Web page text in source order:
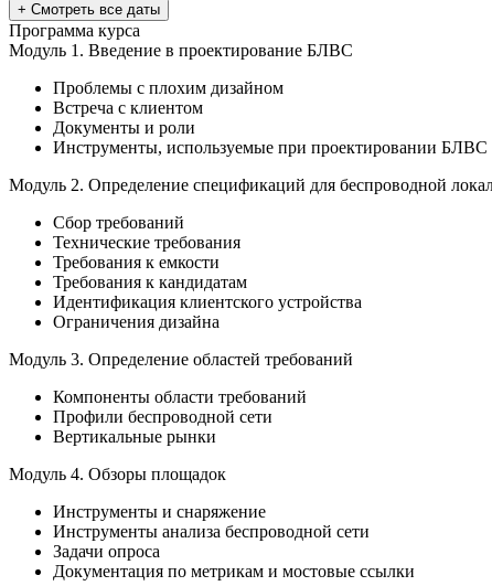
+ Смотреть все даты
Программа курса
Модуль 1. Введение в проектирование БЛВС
Проблемы с плохим дизайном
Встреча с клиентом
Документы и роли
Инструменты, используемые при проектировании БЛВС
Модуль 2. Определение спецификаций для беспроводной
Сбор требований
Технические требования
Требования к емкости
Требования к кандидатам
Идентификация клиентского устройства
Ограничения дизайна
Модуль 3. Определение областей требований
Компоненты области требований
Профили беспроводной сети
Вертикальные рынки
Модуль 4. Обзоры площадок
Инструменты и снаряжение
Инструменты анализа беспроводной сети
Задачи опроса
Документация по метрикам и мостовые ссылки